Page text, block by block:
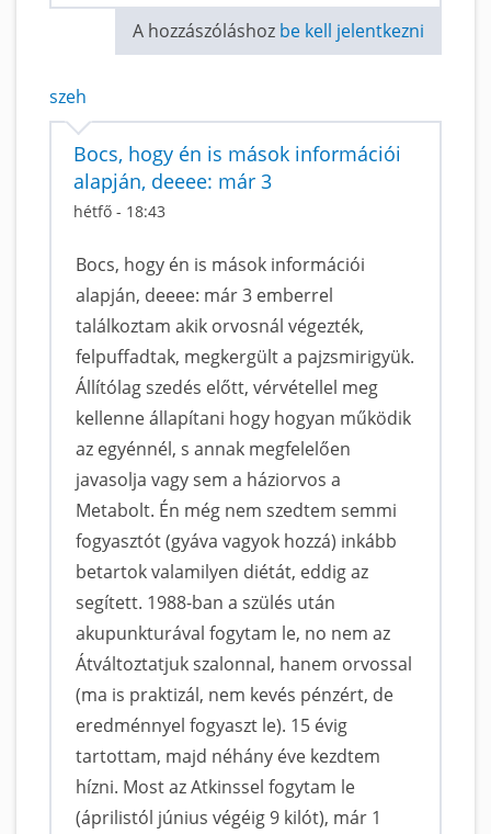
A hozzászóláshoz be kell jelentkezni
szeh
Bocs, hogy én is mások információi
alapján, deeee: már 3
hétfő - 18:43
Bocs, hogy én is mások információi
alapján, deeee: már 3 emberrel
találkoztam akik orvosnál végezték,
felpuffadtak, megkergült a pajzsmirigyük.
Állítólag szedés előtt, vérvétellel meg
kellenne állapítani hogy hogyan működik
az egyénnél, s annak megfelelően
javasolja vagy sem a háziorvos a
Metabolt. Én még nem szedtem semmi
fogyasztót (gyáva vagyok hozzá) inkább
betartok valamilyen diétát, eddig az
segített. 1988-ban a szülés után
akupunkturával fogytam le, no nem az
Átváltoztatjuk szalonnal, hanem orvossal
(ma is praktizál, nem kevés pénzért, de
eredménnyel fogyaszt le). 15 évig
tartottam, majd néhány éve kezdtem
hízni. Most az Atkinssel fogytam le
(áprilistól június végéig 9 kilót), már 1